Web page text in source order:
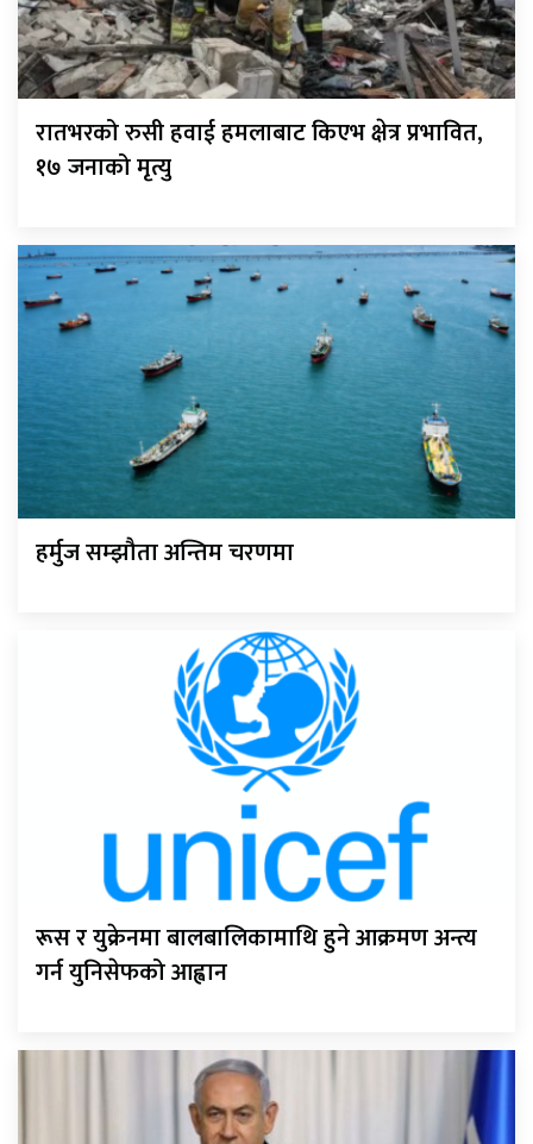
रातभरको रुसी हवाई हमलाबाट किएभ क्षेत्र प्रभावित,
१७ जनाको मृत्यु
हर्मुज सम्झौता अन्तिम चरणमा
रूस र युक्रेनमा बालबालिकामाथि हुने आक्रमण अन्त्य
गर्न युनिसेफको आह्वान